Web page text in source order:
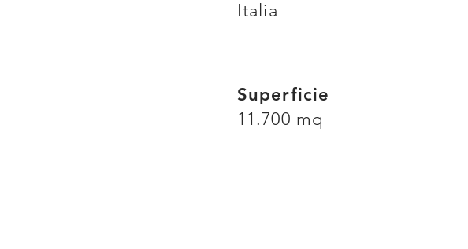
Italia
Superficie
11.700 mq